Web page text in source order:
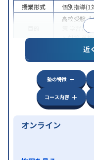
授業形式
個別指導(1
高校受験
学習習
ト対策英
特徴
中高一貫
学習に
科目から受
近
塾の特徴
コース内容
オンライン